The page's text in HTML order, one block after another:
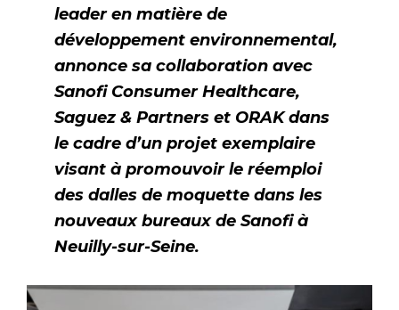
leader en matière de
développement environnemental,
annonce sa collaboration avec
Sanofi Consumer Healthcare,
Saguez & Partners et ORAK dans
le cadre d’un projet exemplaire
visant à promouvoir le réemploi
des dalles de moquette dans les
nouveaux bureaux de Sanofi à
Neuilly-sur-Seine.